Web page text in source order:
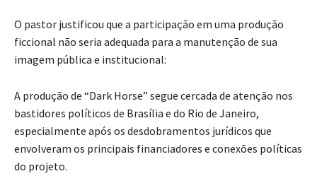
O pastor justificou que a participação em uma produção
ficcional não seria adequada para a manutenção de sua
imagem pública e institucional:
A produção de “Dark Horse” segue cercada de atenção nos
bastidores políticos de Brasília e do Rio de Janeiro,
especialmente após os desdobramentos jurídicos que
envolveram os principais financiadores e conexões políticas
do projeto.